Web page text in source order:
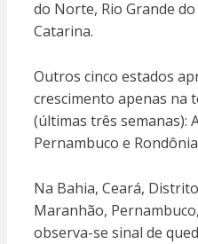
do Norte, Rio Grande
Catarina.
Outros cinco estados
crescimento apenas na
(últimas três semanas):
Pernambuco e
Na Bahia, Ceará,
Maranhão,
observa-se sinal de